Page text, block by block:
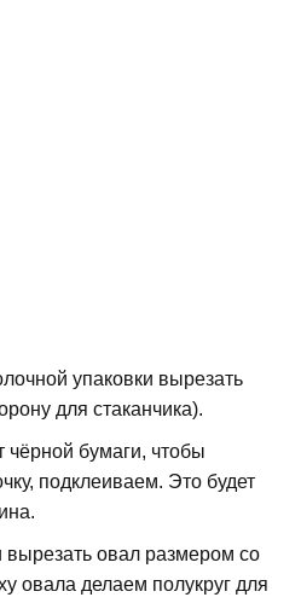
упаковки вырезать
для стаканчика).
бумаги, чтобы
подклеиваем. Это будет
вырезать овал размером со
овала делаем полукруг для